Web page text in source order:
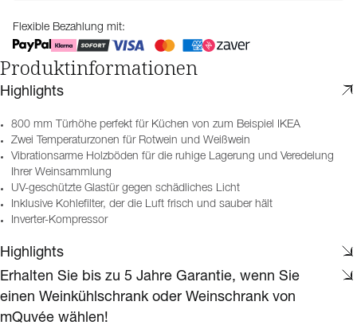
Flexible Bezahlung mit:
Produktinformationen
Highlights
800 mm Türhöhe perfekt für Küchen von zum Beispiel IKEA
Zwei Temperaturzonen für Rotwein und Weißwein
Vibrationsarme Holzböden für die ruhige Lagerung und Veredelung
Ihrer Weinsammlung
UV-geschützte Glastür gegen schädliches Licht
Inklusive Kohlefilter, der die Luft frisch und sauber hält
Inverter-Kompressor
Highlights
Erhalten Sie bis zu 5 Jahre Garantie, wenn Sie
einen Weinkühlschrank oder Weinschrank von
mQuvée wählen!